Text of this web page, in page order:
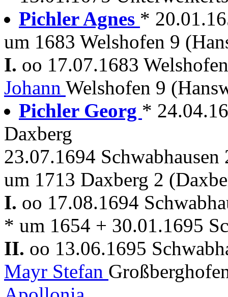
Pichler Agnes *
um 1683 Welshofen 9
I. oo 17.07.1683
Johann Welshofen 9
Pichler Georg *
Daxberg
23.07.1694
um 1713 Daxberg 2
I. oo 17.08.1694
* um 1654 + 30.01.1695
II. oo 13.06.1695
Mayr Stefan